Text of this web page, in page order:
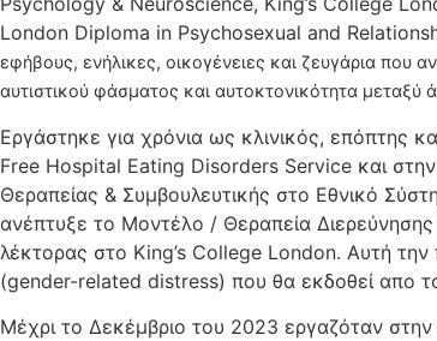
London Diploma in Psychosexual and
εφήβους, ενήλικες, οικογένειες και ζευγάρια που
αυτιστικού φάσματος και αυτοκτονικότητα μεταξύ
Εργάστηκε για χρόνια ως κλινικός, επόπτης
Free Hospital Eating Disorders Service και
Θεραπείας & Συμβουλευτικής στο Εθνικό
ανέπτυξε το Μοντέλο / Θεραπεία
λέκτορας στο King’s College London. Αυτή την
(gender-related distress) που θα εκδοθεί απο
Μέχρι το Δεκέμβριο του 2023 εργαζόταν